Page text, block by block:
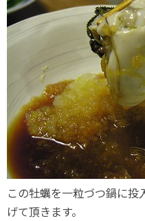
この牡蠣を一粒づつ鍋に
げて頂きます。